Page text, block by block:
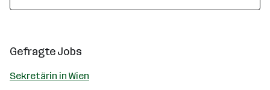
Gefragte Jobs
Sekretärin in Wien